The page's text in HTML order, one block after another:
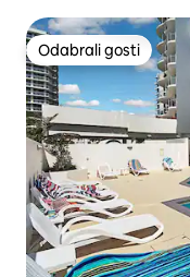
Odabrali gosti
Odabrali gosti